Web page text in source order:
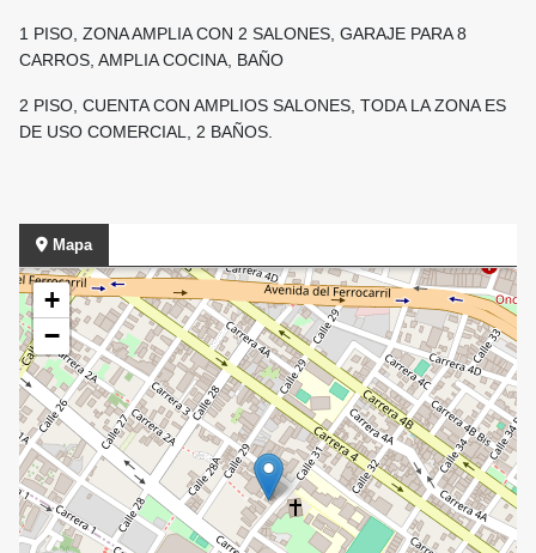
1 PISO, ZONA AMPLIA CON 2 SALONES, GARAJE PARA 8
CARROS, AMPLIA COCINA, BAÑO
2 PISO, CUENTA CON AMPLIOS SALONES, TODA LA ZONA ES
DE USO COMERCIAL, 2 BAÑOS.
Mapa
+
−